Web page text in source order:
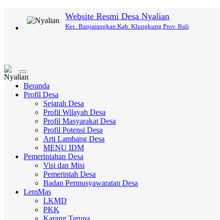
Website Resmi Desa Nyalian
Kec. Banjarangkan Kab. Klungkung Prov. Bali
Toggle
navigation
Beranda
Profil Desa
Sejarah Desa
Profil Wilayah Desa
Profil Masyarakat Desa
Profil Potensi Desa
Arti Lambang Desa
MENU IDM
Pemerintahan Desa
Visi dan Misi
Pemerintah Desa
Badan Permusyawaratan Desa
LemMas
LKMD
PKK
Karang Taruna